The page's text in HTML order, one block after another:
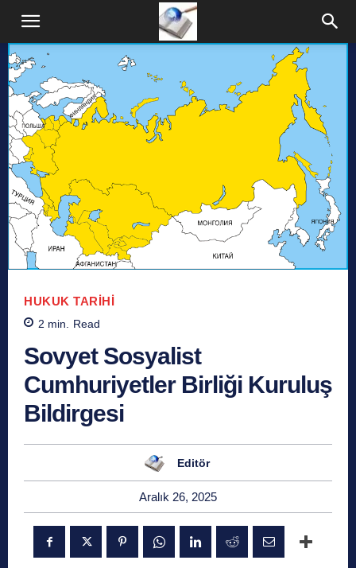
HUKUK TARIHI
2 min. Read
Sovyet Sosyalist
Cumhuriyetler Birliği Kuruluş
Bildirgesi
Editör
Aralık 26, 2025